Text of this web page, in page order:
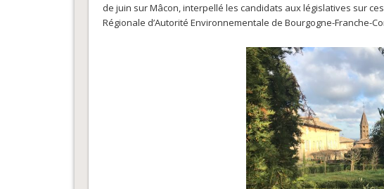
de juin sur Mâcon, interpellé les candidats aux législatives sur
Régionale d’Autorité Environnementale de Bourgogne-Franche-